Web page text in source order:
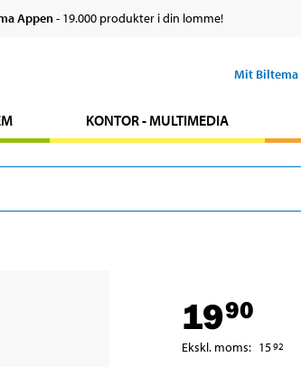
Appen- 19.000 produkter i din lomme!
Mit Biltema
KONTOR - MULTIMEDIA
1990
Ekskl. moms: 1592